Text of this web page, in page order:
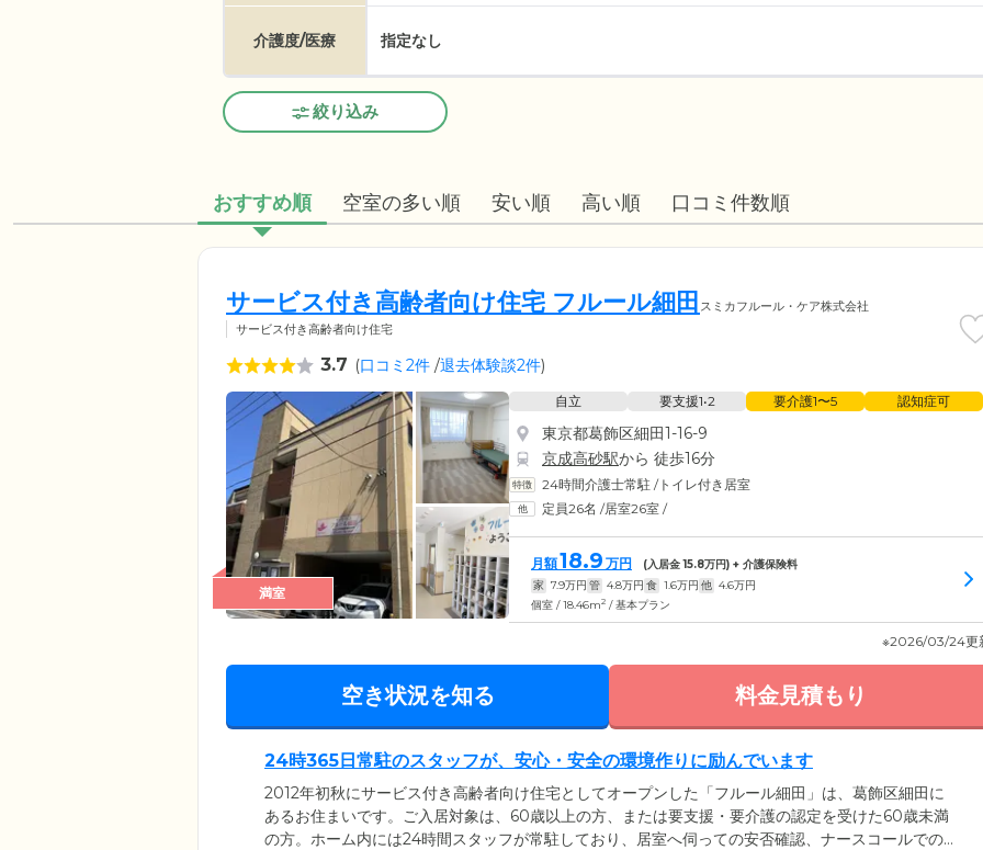
介護度/医療 指定なし
絞り込み
おすすめ順 空室の多い順 安い順 高い順 口コミ件数順
サービス付き高齢者向け住宅 フルール細田 スミカフルール・ケア株式会社
サービス付き高齢者向け住宅
3.7 (口コミ2件 /退去体験談2件)
満室
自立 要支援1•2 要介護1〜5 認知症可
東京都葛飾区細田1-16-9
京成高砂駅から 徒歩16分
24時間介護士常駐 /トイレ付き居室
定員26名 /居室26室 /
月額18.9 万円 (入居金15.8万円) + 介護保険料
家 7.9万円 管 4.8万円 食 1.6万円 他 4.6万円
個室 / 18.46m2 / 基本プラン
※2026/03/24更
空き状況を知る 料金見積もり
24時365日常駐のスタッフが、安心・安全の環境作りに励んでいます
2012年初秋にサービス付き高齢者向け住宅としてオープンした「フルール細田」は、葛飾区細田に
あるお住まいです。ご入居対象は、60歳以上の方、または要支援・要介護の認定を受けた60歳未満
の方。ホーム内には24時間スタッフが常駐しており、居室へ伺っての安否確認、ナースコールでの